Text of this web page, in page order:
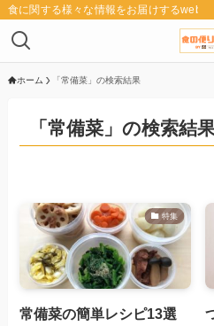
食に関する様々な情報をお届けするwebメ
ホーム 「常備菜」の検索結果
「常備菜」の検索結
特集
常備菜の簡単レシピ13選